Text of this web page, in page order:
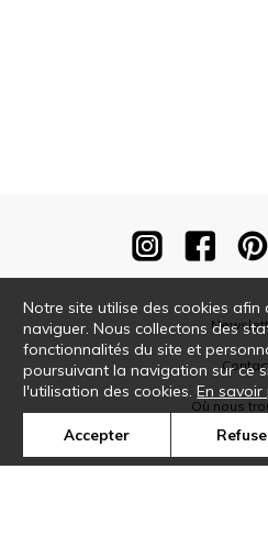
Où nous
Notre site utilise des cookies
naviguer. Nous collectons des
fonctionnalités du site et
poursuivant la navigation sur ce
l'utilisation des cookies.En savoir
Accepter